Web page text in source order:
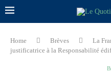
Home Brèves
La
justificatrice à la Responsabilité